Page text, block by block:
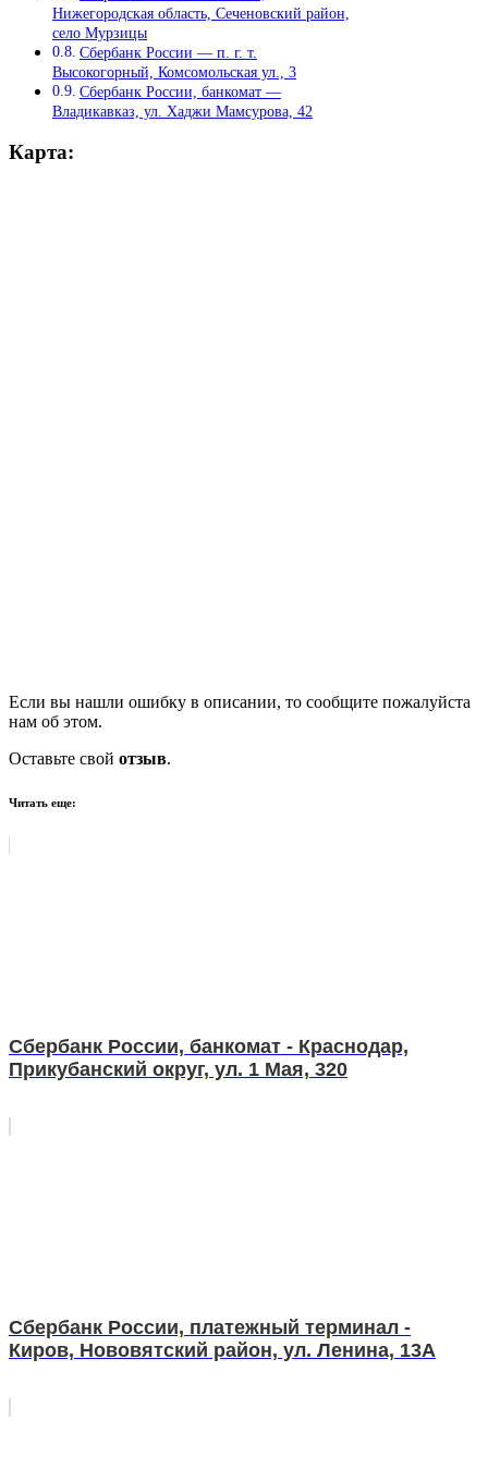
Нижегородская область, Сеченовский район,
село Мурзицы
Сбербанк России — п. г. т.
Высокогорный, Комсомольская ул., 3
Сбербанк России, банкомат —
Владикавказ, ул. Хаджи Мамсурова, 42
Карта:
Если вы нашли ошибку в описании, то сообщите пожалуйста
нам об этом.
Оставьте свой отзыв.
Читать еще:
Сбербанк России, банкомат - Краснодар,
Прикубанский округ, ул. 1 Мая, 320
Сбербанк России, платежный терминал -
Киров, Нововятский район, ул. Ленина, 13А